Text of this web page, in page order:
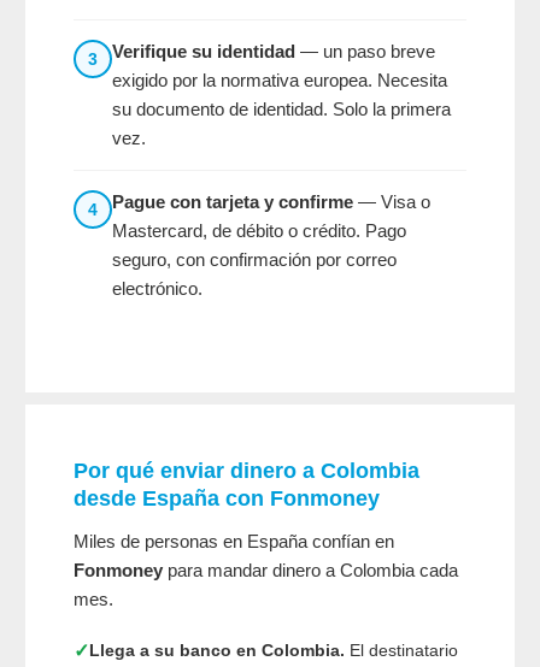
3 Verifique su identidad — un paso breve
exigido por la normativa europea. Necesita
su documento de identidad. Solo la primera
vez.
4 Pague con tarjeta y confirme — Visa o
Mastercard, de débito o crédito. Pago
seguro, con confirmación por correo
electrónico.
Por qué enviar dinero a Colombia
desde España con Fonmoney
Miles de personas en España confían en
Fonmoney para mandar dinero a Colombia cada
mes.
✓Llega a su banco en Colombia. El destinatario